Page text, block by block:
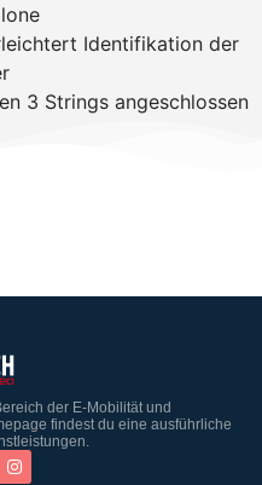
Identifikation der
3 Strings angeschlossen
der E-Mobilität und
findest du eine ausführliche